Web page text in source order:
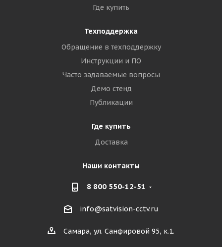
Где купить
Техподдержка
Обращение в техподдержку
Инструкции и ПО
Часто задаваемые вопросы
Демо стенд
Публикации
Где купить
Доставка
Наши контакты
8 800 550-12-51
info@satvision-cctv.ru
Самара, ул. Санфировой 95, к.1.